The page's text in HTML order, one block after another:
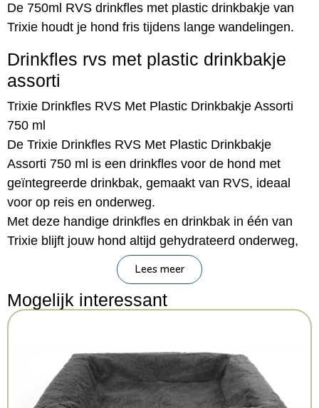
De 750ml RVS drinkfles met plastic drinkbakje van
Trixie houdt je hond fris tijdens lange wandelingen.
Drinkfles rvs met plastic drinkbakje
assorti
Trixie Drinkfles RVS Met Plastic Drinkbakje Assorti
750 ml
De Trixie Drinkfles RVS Met Plastic Drinkbakje
Assorti 750 ml is een drinkfles voor de hond met
geïntegreerde drinkbak, gemaakt van RVS, ideaal
voor op reis en onderweg.
Met deze handige drinkfles en drinkbak in één van
Trixie blijft jouw hond altijd gehydrateerd onderweg,
waar je ook heen gaat en hoe je ook reist. Deze
mooie drinkfles is gemaakt van RVS, met een dop die
tegelijk fungeert als waterbakje. Onderweg, in de
auto en tijdens het wandelen hoef je enkel de 'dop'
gieten: zo heeft jouw hond in één keer een
verfrissende slok water tot zijn beschikking! De fles
komt met een karabijnhaak zodat je hem aan een
Lees meer
Mogelijk interessant